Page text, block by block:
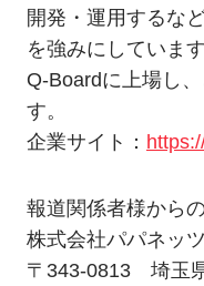
開発・運用するな
を強みにしていま
Q-Boardに上場し
す。
企業サイト：
報道関係者様から
株式会社パパネッ
〒343-0813 埼玉